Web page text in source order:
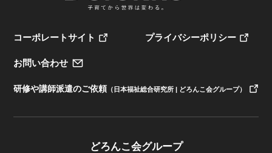
コーポレートサイト プライバシーポリシー
お問い合わせ
研修や講師派遣のご依頼 （日本福祉総合研究所 | どろんこ会グループ）
どろんこ会グループ